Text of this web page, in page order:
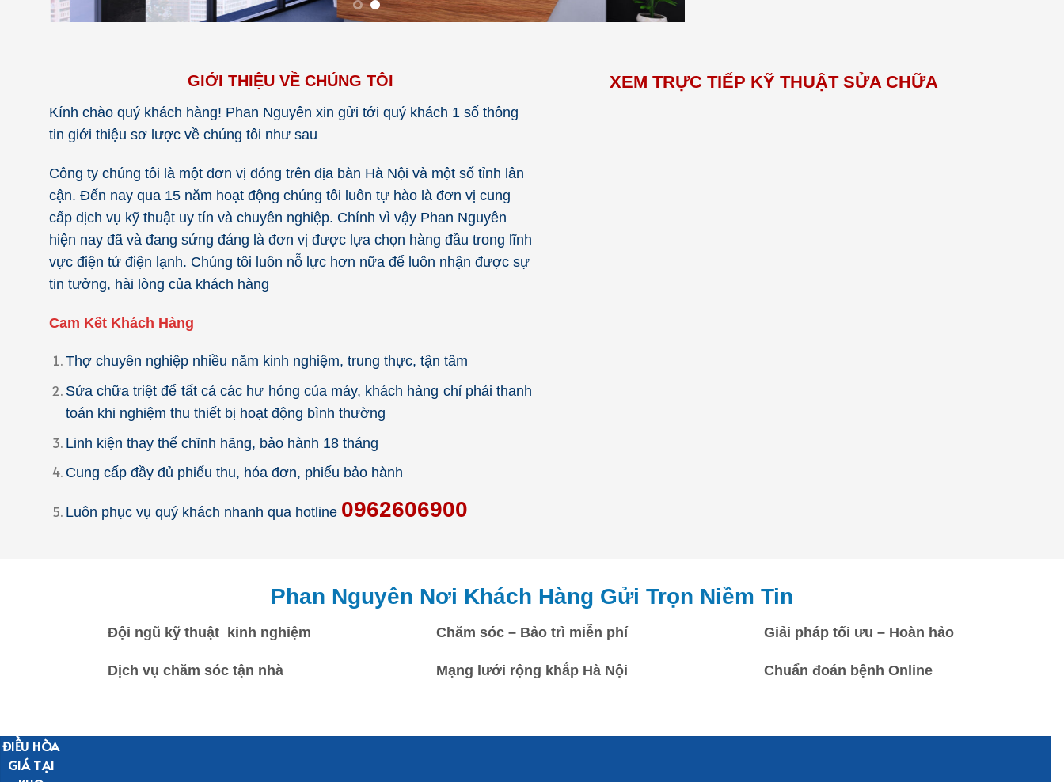
GIỚI THIỆU VỀ CHÚNG TÔI
Kính chào quý khách hàng! Phan Nguyên xin gửi tới quý khách 1 số thông
tin giới thiệu sơ lược về chúng tôi như sau
Công ty chúng tôi là một đơn vị đóng trên địa bàn Hà Nội và một số tỉnh lân
cận. Đến nay qua 15 năm hoạt động chúng tôi luôn tự hào là đơn vị cung
cấp dịch vụ kỹ thuật uy tín và chuyên nghiệp. Chính vì vậy Phan Nguyên
hiện nay đã và đang sứng đáng là đơn vị được lựa chọn hàng đầu trong lĩnh
vực điện tử điện lạnh. Chúng tôi luôn nỗ lực hơn nữa để luôn nhận được sự
tin tưởng, hài lòng của khách hàng
Cam Kết Khách Hàng
Thợ chuyên nghiệp nhiều năm kinh nghiệm, trung thực, tận tâm
Sửa chữa triệt để tất cả các hư hỏng của máy, khách hàng chỉ phải thanh
toán khi nghiệm thu thiết bị hoạt động bình thường
Linh kiện thay thế chĩnh hãng, bảo hành 18 tháng
Cung cấp đầy đủ phiếu thu, hóa đơn, phiếu bảo hành
Luôn phục vụ quý khách nhanh qua hotline 0962606900
XEM TRỰC TIẾP KỸ THUẬT SỬA CHỮA
Phan Nguyên Nơi Khách Hàng Gửi Trọn Niềm Tin
Đội ngũ kỹ thuật kinh nghiệm Chăm sóc – Bảo trì miễn phí Giải pháp tối ưu – Hoàn hảo
Dịch vụ chăm sóc tận nhà Mạng lưới rộng khắp Hà Nội Chuẩn đoán bệnh Online
ĐIỀU HÒA
GIÁ TẠI